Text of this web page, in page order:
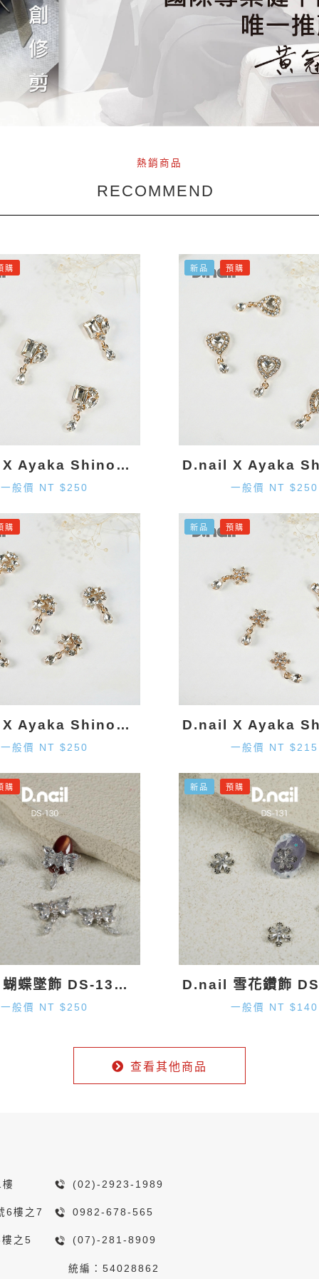
熱銷商品
RECOMMEND
購
D.nail X Ayaka Shinohara 造型墜飾-金色 (2入)
一般價 NT $250
新品 預購
一般價 NT $250
購
D.nail X Ayaka Shinohara 星星墜飾-金色 (2入)
一般價 NT $250
新品 預購
一般價 NT $215
購
D.nail 蝴蝶墜飾 DS-130 (20mm×1.9mm) 2入
一般價 NT $250
新品 預購
一般價 NT $140
查看其他商品
(02)-2923-1989
6樓之7 0982-678-565
之5 (07)-281-8909
統編：54028862